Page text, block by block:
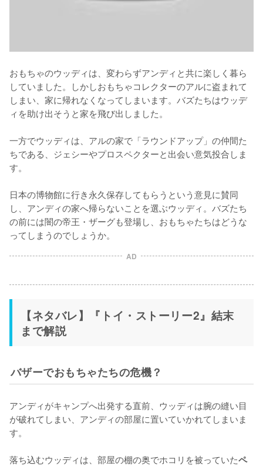
おもちゃのウッディは、変わらずアンディと共に楽しく暮ら
していました。しかしおもちゃコレクターのアルに盗まれて
しまい、家に帰れなくなってしまいます。バズたちはウッデ
ィを助け出そうと家を飛び出しました。
一方でウッディは、アルの家で「ラウンドアップ」の仲間た
ちである、ジェシーやプロスペクターと出会い意気投合しま
す。
日本の博物館に行き永久保存してもらうという意見に賛同
し、アンディの家へ帰らないことを選ぶウッディ。バズたち
の前には闇の帝王・ザーグも登場し、おもちゃたちはどうな
ってしまうのでしょうか。
AD
【ネタバレ】『トイ・ストーリー2』結末
まで解説
バザーでおもちゃたちの危機？
アンディがキャンプへ出発する直前、ウッディは腕の縫い目
が破れてしまい、アンディの部屋に置いていかれてしまいま
す。
落ち込むウッディは、部屋の棚の奥でホコリを被っていたペ